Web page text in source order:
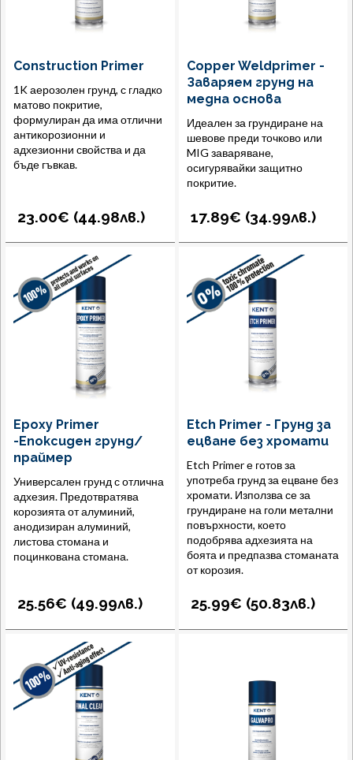
Construction Primer
1K аерозолен грунд, с гладко
матово покритие,
формулиран да има отлични
антикорозионни и
адхезионни свойства и да
бъде гъвкав.
23.00€ (44.98лв.)
Copper Weldprimer -
Заваряем грунд на
медна основа
Идеален за грундиране на
шевове преди точково или
MIG заваряване,
осигурявайки защитно
покритие.
17.89€ (34.99лв.)
Epoxy Primer
-Епоксиден грунд/
праймер
Универсален грунд с отлична
адхезия. Предотвратява
корозията от алуминий,
анодизиран алуминий,
листова стомана и
поцинкована стомана.
25.56€ (49.99лв.)
Etch Primer - Грунд за
ецване без хромати
Etch Primer е готов за
употреба грунд за ецване без
хромати. Използва се за
грундиране на голи метални
повърхности, което
подобрява адхезията на
боята и предпазва стоманата
от корозия.
25.99€ (50.83лв.)